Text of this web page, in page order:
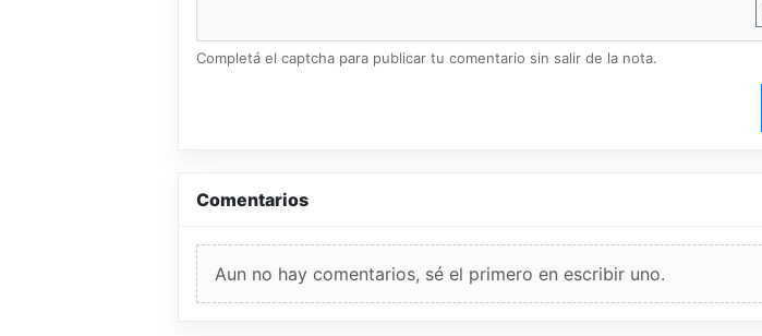
Completá el captcha para publicar tu comentario sin salir de la nota.
Comentarios
Aun no hay comentarios, sé el primero en escribir uno.